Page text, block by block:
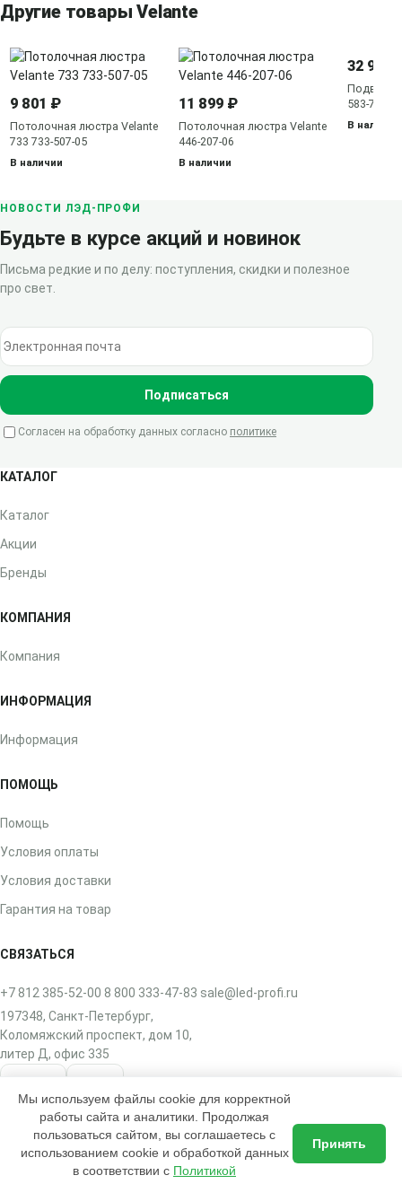
Другие товары Velante
9 801 ₽
Потолочная люстра Velante
733 733-507-05
В наличии
11 899 ₽
Потолочная люстра Velante
446-207-06
В наличии
32 919
583-703-03
В наличии
НОВОСТИ ЛЭД-ПРОФИ
Будьте в курсе акций и новинок
Письма редкие и по делу: поступления, скидки и полезное
про свет.
Электронная почта
Подписаться
Согласен на обработку данных согласно политике
КАТАЛОГ
Каталог
Акции
Бренды
КОМПАНИЯ
Компания
ИНФОРМАЦИЯ
Информация
ПОМОЩЬ
Помощь
Условия оплаты
Условия доставки
Гарантия на товар
СВЯЗАТЬСЯ
+7 812 385-52-00 8 800 333-47-83 sale@led-profi.ru
197348, Санкт-Петербург,
Коломяжский проспект, дом 10,
литер Д, офис 335
2017–2026 © ЛЭД-ПРОФИ — интернет-магазин освещения
Мы используем файлы cookie для корректной
работы сайта и аналитики. Продолжая
пользоваться сайтом, вы соглашаетесь с
использованием cookie и обработкой данных
в соответствии с Политикой
Принять